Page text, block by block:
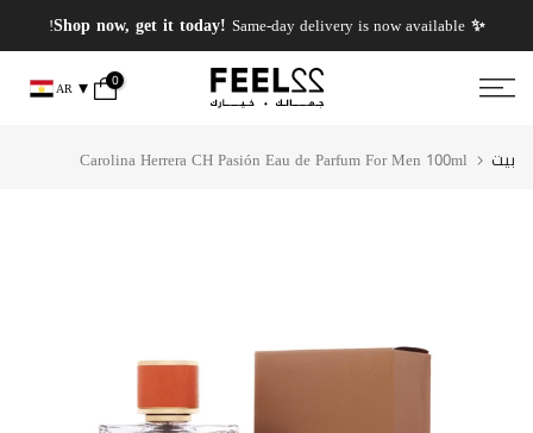
انتقل
إلى
المحتوى
✨ Shop now, get it today!
Same-day delivery is now available!
0
AR
بيت Carolina Herrera CH Pasión Eau de Parfum For Men 100ml